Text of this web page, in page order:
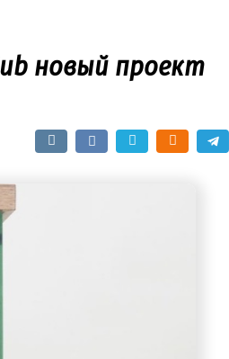
новый проект